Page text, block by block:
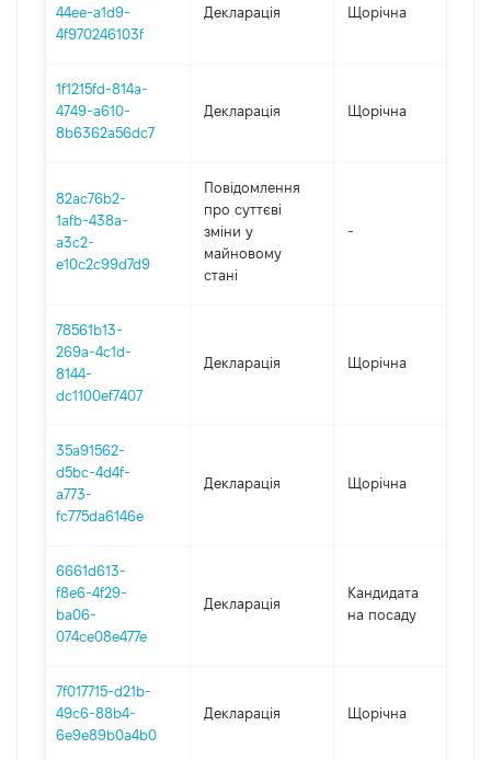
44ee-a1d9-
4f970246103f
Декларація Щорічна
1f1215fd-814a-
4749-a610-
8b6362a56dc7
Декларація Щорічна
82ac76b2-
1afb-438a-
a3c2-
e10c2c99d7d9
Повідомлення
про суттєві
зміни y
майновому
стані
-
78561b13-
269a-4c1d-
8144-
dc1100ef7407
Декларація Щорічна
35a91562-
d5bc-4d4f-
a773-
fc775da6146e
Декларація Щорічна
6661d613-
f8e6-4f29-
ba06-
074ce08e477e
Декларація
Кандидата
на посаду
7f017715-d21b-
49c6-88b4-
6e9e89b0a4b0
Декларація Щорічна